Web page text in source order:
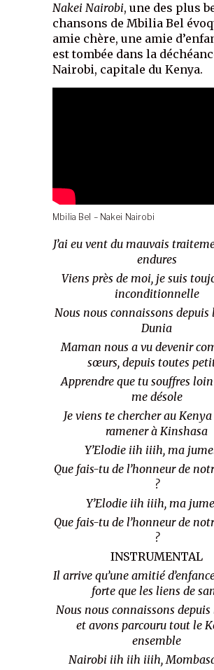
Nakei Nairobi, une des plus
chansons de Mbilia Bel
amie chère, une amie
est tombée dans la
Nairobi, capitale du Kenya.
Mbilia Bel – Nakei Nairobi
J’ai eu vent du mauvais
endures
Viens près de moi, je suis
inconditionnelle
Nous nous connaissons depuis
Dunia
Maman nous a vu devenir
sœurs, depuis toutes
Apprendre que tu souffres
me désole
Je viens te chercher au
ramener à Kinshasa
Y’Elodie iih iiih, ma
Que fais-tu de l’honneur de
?
Y’Elodie iih iiih, ma
Que fais-tu de l’honneur de
?
INSTRUMENTAL
Il arrive qu’une amitié
forte que les liens de
Nous nous connaissons depuis
et avons parcouru tout le
ensemble
Nairobi iih iih iiih,